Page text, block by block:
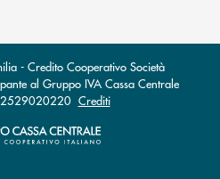
- Credito Cooperativo Società
al Gruppo IVA Cassa Centrale
Crediti